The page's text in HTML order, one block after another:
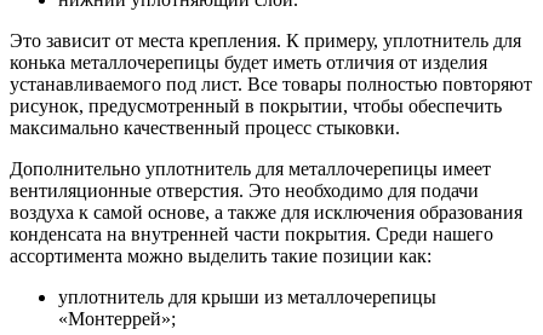
Это зависит от места крепления. К примеру, уплотнитель для
конька металлочерепицы будет иметь отличия от изделия
устанавливаемого под лист. Все товары полностью повторяют
рисунок, предусмотренный в покрытии, чтобы обеспечить
максимально качественный процесс стыковки.
Дополнительно уплотнитель для металлочерепицы имеет
вентиляционные отверстия. Это необходимо для подачи
воздуха к самой основе, а также для исключения образования
конденсата на внутренней части покрытия. Среди нашего
ассортимента можно выделить такие позиции как:
уплотнитель для крыши из металлочерепицы
«Монтеррей»;